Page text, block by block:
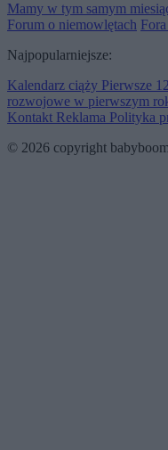
Mamy w tym samym
Forum o niemowlętach
Najpopularniejsze:
Kalendarz ciąży Pierwsze
rozwojowe w pierwszym
Kontakt Reklama Polityka
© 2026 copyright